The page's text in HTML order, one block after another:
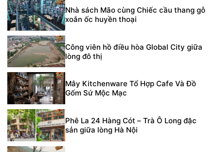
Nhà sách Mão cùng Chiếc cầu thang gỗ
xoắn ốc huyền thoại
Công viên hồ điều hòa Global City giữa
lòng đô thị
Mây Kitchenware Tổ Hợp Cafe Và Đồ
Gốm Sứ Mộc Mạc
Phê La 24 Hàng Cót – Trà Ô Long đặc
sản giữa lòng Hà Nội